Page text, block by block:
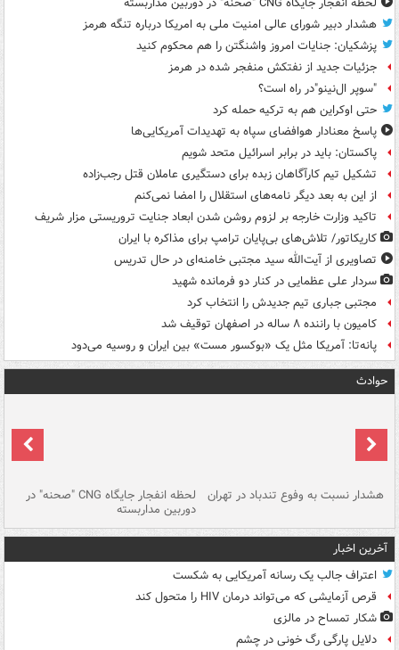
هشدار دبیر شورای عالی امنیت ملی به امریکا درباره تنگه هرمز
پزشکیان: جنایات امروز واشنگتن را هم محکوم کنید
جزئیات جدید از نفتکش منفجر شده در هرمز
"سوپر ال‌نینو"در راه است؟
حتی اوکراین هم به ترکیه حمله کرد
پاسخ معنادار هوافضای سپاه به تهدیدات آمریکایی‌ها
پاکستان: باید در برابر اسرائیل متحد شویم
تشکیل تیم کارآگاهان زبده برای دستگیری عاملان قتل رجب‌زاده
از این به بعد دیگر نامه‌های استقلال را امضا نمی‌کنم
تاکید وزارت خارجه بر لزوم روشن شدن ابعاد جنایت تروریستی مزار شریف
کاریکاتور/ تلاش‌های بی‌پایان ترامپ برای مذاکره با ایران
تصاویری از آیت‌الله سید مجتبی خامنه‌ای در حال تدریس
سردار علی عظمایی در کنار دو فرمانده شهید
مجتبی جباری تیم جدیدش را انتخاب کرد
کامیون با راننده ۸ ساله در اصفهان توقیف شد
پانه‌تا: آمریکا مثل یک «بوکسور مست» بین ایران و روسیه می‌دود
حوادث
هشدار نسبت به وفوع تندباد در تهران لحظه انفجار جایگاه CNG "صحنه" در
دوربین مداربسته
آخرین اخبار
اعتراف جالب یک رسانه آمریکایی به شکست
قرص آزمایشی که می‌تواند درمان HIV را متحول کند
شکار تمساح در مالزی
دلایل پارگی رگ خونی در چشم